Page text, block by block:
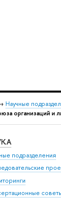
Научные
организаций
подразделения